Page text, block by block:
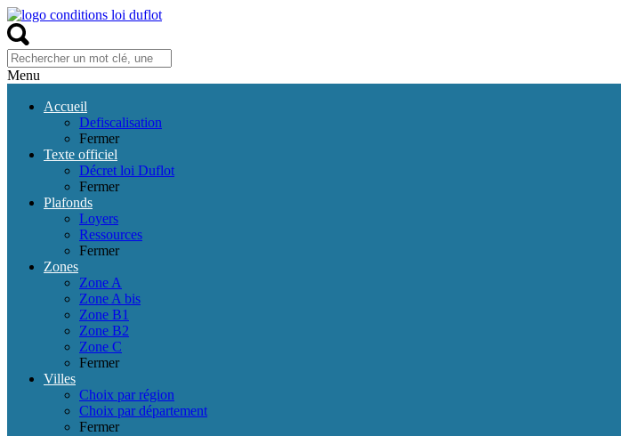
Menu
Accueil
Defiscalisation
Fermer
Texte officiel
Décret loi Duflot
Fermer
Plafonds
Loyers
Ressources
Fermer
Zones
Zone A
Zone A bis
Zone B1
Zone B2
Zone C
Fermer
Villes
Choix par région
Choix par département
Fermer